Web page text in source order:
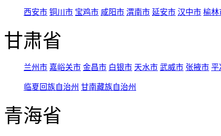
西安市 铜川市 宝鸡市 咸阳市 渭南市 延安市 汉中市 榆林
甘肃省
兰州市 嘉峪关市 金昌市 白银市 天水市 武威市 张掖市 平
临夏回族自治州 甘南藏族自治州
青海省